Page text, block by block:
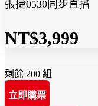
張捷0530同步直播
NT$3,999
剩餘 200 組
立即購票